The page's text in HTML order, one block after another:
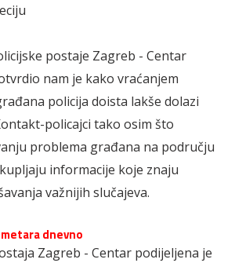
postaje Zagreb - Centar
nam je kako vraćanjem
policija doista lakše dolazi
policajci tako osim što
problema građana na području
informacije koje znaju
važnijih slučajeva.
dnevno
Zagreb - Centar podijeljena je